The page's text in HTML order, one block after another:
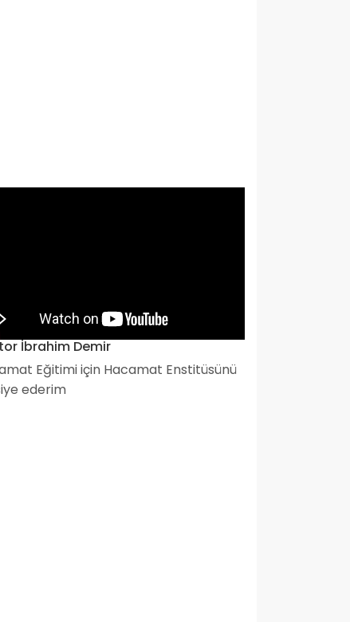
İbrahim Demir
Eğitimi için Hacamat Enstitüsünü
ederim